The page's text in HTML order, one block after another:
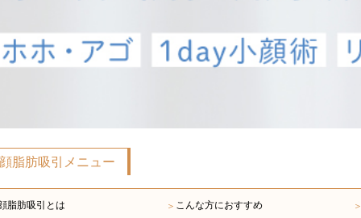
脂肪吸引メニュー
脂肪吸引とは ＞ こんな方におすすめ ＞